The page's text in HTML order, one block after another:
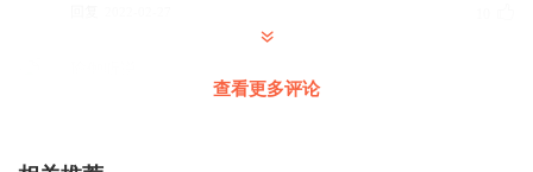
今天在河堤上跑了一个多小时，快中慢都试过，比较适合自
查看更多评论